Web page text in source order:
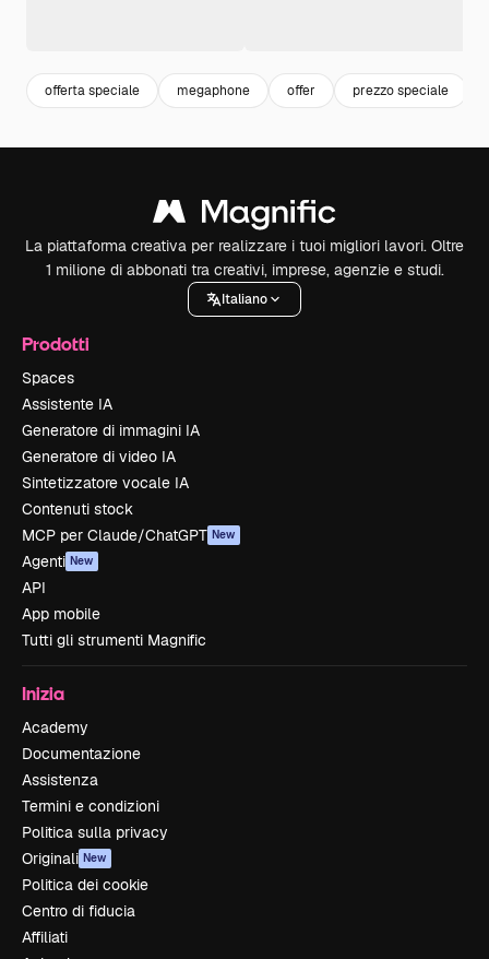
offerta speciale megaphone offer prezzo speciale
La piattaforma creativa per realizzare i tuoi migliori lavori. Oltre
1 milione di abbonati tra creativi, imprese, agenzie e studi.
Italiano
Prodotti
Spaces
Assistente IA
Generatore di immagini IA
Generatore di video IA
Sintetizzatore vocale IA
Contenuti stock
MCP per Claude/ChatGPT New
Agenti New
API
App mobile
Tutti gli strumenti Magnific
Inizia
Academy
Documentazione
Assistenza
Termini e condizioni
Politica sulla privacy
Originali New
Politica dei cookie
Centro di fiducia
Affiliati